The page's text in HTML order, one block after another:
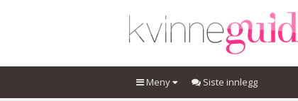
Meny Siste innlegg